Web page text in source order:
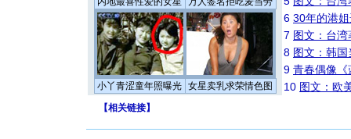
小丫青涩童年照曝光 女星卖乳求荣情色图
6 30年的港
7 图文：台
8 图文：韩
9 青春偶像《
10 图文：欧
【相关链接】